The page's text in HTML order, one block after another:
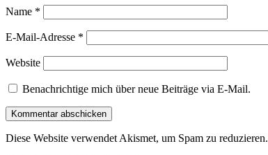
Name *
E-Mail-Adresse *
Website
Benachrichtige mich über neue Beiträge via E-Mail.
Diese Website verwendet Akismet, um Spam zu reduzieren.